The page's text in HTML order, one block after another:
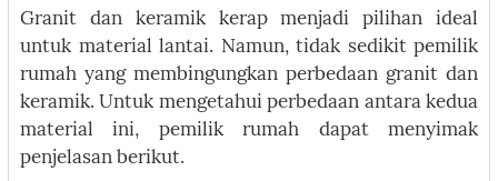
Granit dan keramik kerap menjadi pilihan ideal
untuk material lantai. Namun, tidak sedikit pemilik
rumah yang membingungkan perbedaan granit dan
keramik. Untuk mengetahui perbedaan antara kedua
material ini, pemilik rumah dapat menyimak
penjelasan berikut.